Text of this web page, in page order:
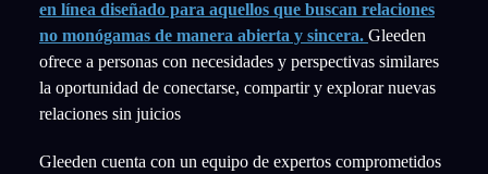
en línea diseñado para aquellos que buscan relaciones
no monógamas de manera abierta y sincera. Gleeden
ofrece a personas con necesidades y perspectivas similares
la oportunidad de conectarse, compartir y explorar nuevas
relaciones sin juicios
Gleeden cuenta con un equipo de expertos comprometidos